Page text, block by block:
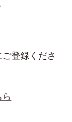
登録くださ